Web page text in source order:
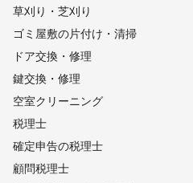
草刈り・芝刈り
ゴミ屋敷の片付け・清掃
ドア交換・修理
鍵交換・修理
空室クリーニング
税理士
確定申告の税理士
顧問税理士